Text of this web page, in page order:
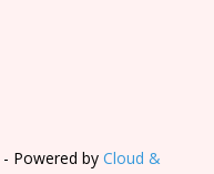
- Powered by Cloud &